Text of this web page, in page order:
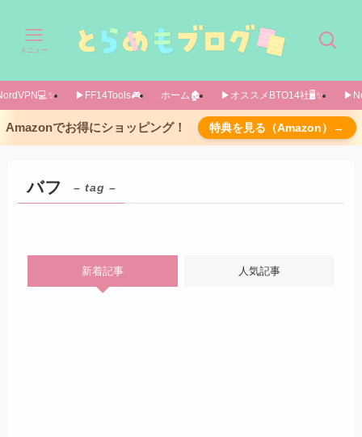
メニュー
▶FF14Tools🎮️ ホーム🏚️ ▶オススメBTO14社🖥️✨️
Amazonでお得にショッピング！ 特典を見る（Amazon）→
バフ – tag –
新着記事 人気記事